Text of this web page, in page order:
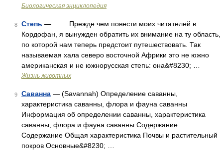
Биологическая энциклопедия
8 Степь — Прежде чем повести моих читателей в
Кордофан, я вынужден обратить их внимание на ту область,
по которой нам теперь предстоит путешествовать. Так
называемая хала северо восточной Африки это не южно
американская и не южнорусская степь: она&#8230; …
Жизнь животных
9 Саванна — (Savannah) Определение саванны,
характеристика саванны, флора и фауна саванны
Информация об определении саванны, характеристика
саванны, флора и фауна саванны Содержание
Содержание Общая характеристика Почвы и растительный
покров Основные&#8230; …